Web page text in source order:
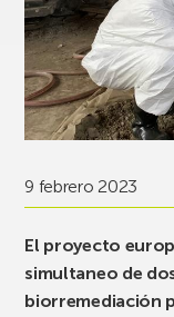
9 febrero 2023
El proyecto
simultaneo de
biorremediación